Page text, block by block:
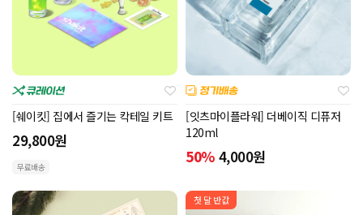
[쉐이킷] 집에서 즐기는 칵테일 키트
29,800원
무료배송
[잇츠마이플라워] 더베이직 디퓨저
120ml
50% 4,000원
첫 달 반값